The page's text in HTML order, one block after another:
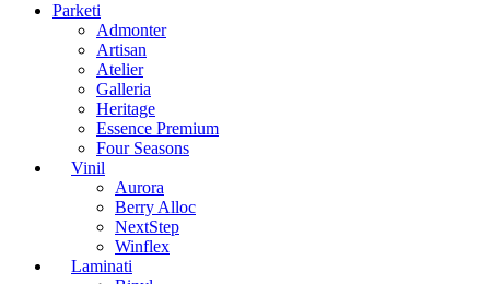
Parketi
Admonter
Artisan
Atelier
Galleria
Heritage
Essence Premium
Four Seasons
Vinil
Aurora
Berry Alloc
NextStep
Winflex
Laminati